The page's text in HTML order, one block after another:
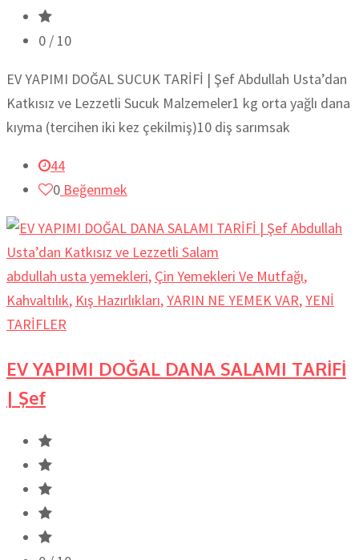
0 / 10
EV YAPIMI DOĞAL SUCUK TARİFİ | Şef Abdullah Usta’dan
Katkısız ve Lezzetli Sucuk Malzemeler1 kg orta yağlı dana
kıyma (tercihen iki kez çekilmiş)10 diş sarımsak
44
0 Beğenmek
abdullah usta yemekleri, Çin Yemekleri Ve Mutfağı,
Kahvaltılık, Kış Hazırlıkları,YARIN NE YEMEK VAR,YENİ
TARİFLER
EV YAPIMI DOĞAL DANA SALAMI TARİFİ
| Şef